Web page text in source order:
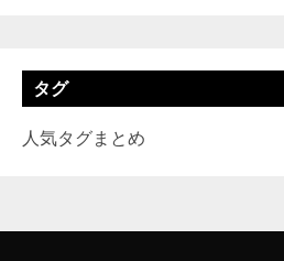
タグ
人気タグまとめ